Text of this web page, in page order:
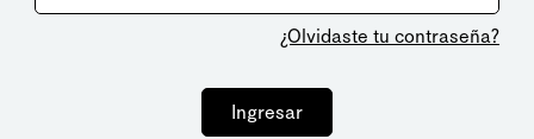
¿Olvidaste tu contraseña?
Ingresar